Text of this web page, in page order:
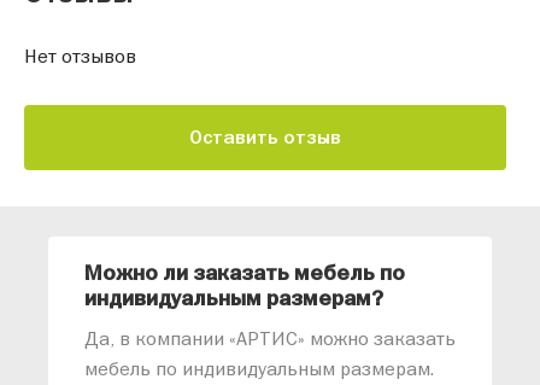
Нет отзывов
Оставить отзыв
Можно ли заказать мебель по
индивидуальным размерам?
Да, в компании «АРТИС» можно заказать
мебель по индивидуальным размерам.